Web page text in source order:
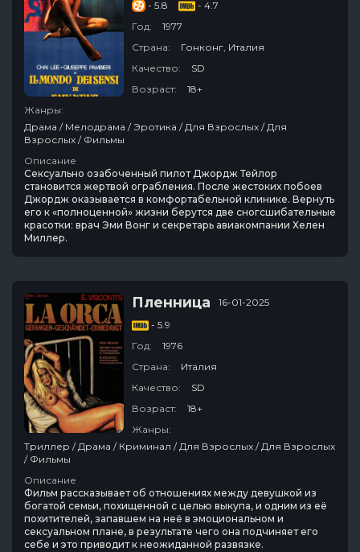
- 5.8
- 4.7
Год:
1977
Страна:
Гонконг, Италия
Качество:
SD
Возраст:
18+
Жанры:
Драма / Мелодрама / Эротика / Для Взрослых / Для
Взрослых / Фильмы
Описание
Сексуально озабоченный пилот Джордж Тейлор
становится жертвой ограбления. После жестоких побоев
Джордж оказывается в комфортабельной клинике. Вернуть
его к «полноценной» жизни берутся две сногсшибательные
красотки: врач Эми Вонг и секретарь авиакомпании Хелен
Миллер.
Пленница
16-01-2025
- 5.9
Год:
1976
Страна:
Италия
Качество:
SD
Возраст:
18+
Жанры:
Триллер / Драма / Криминал / Для Взрослых / Для Взрослых
/ Фильмы
Описание
Фильм рассказывает об отношениях между девушкой из
богатой семьи, похищенной с целью выкупа, и одним из её
похитителей, запавшем на неё в эмоциональном и
сексуальном плане, в результате чего она подчиняет его
себе и это приводит к неожиданной развязке.